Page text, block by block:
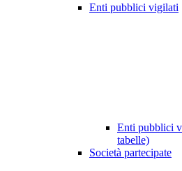
Enti pubblici vigilati
Enti pubblici
tabelle)
Società partecipate